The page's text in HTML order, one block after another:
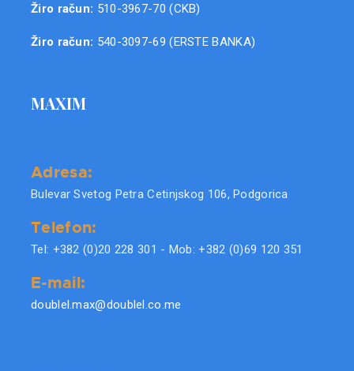
Žiro račun: 510-3967-70 (CKB)
Žiro račun: 540-3097-69 (ERSTE BANKA)
MAXIM
Adresa:
Bulevar Svetog Petra Cetinjskog 106, Podgorica
Telefon:
Tel: +382 (0)20 228 301 - Mob: +382 (0)69 120 351
E-mail:
doublel.max@doublel.co.me